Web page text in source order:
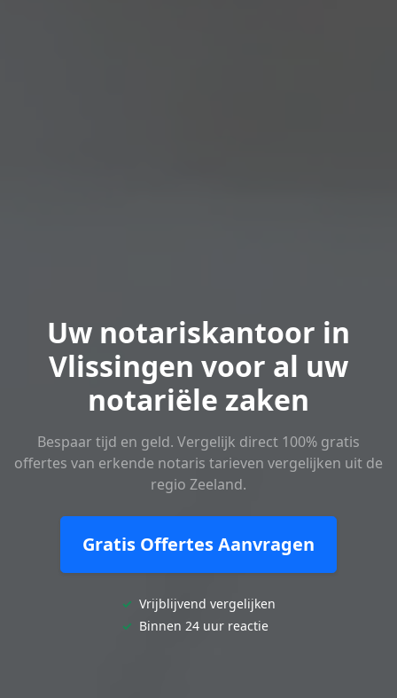
Uw notariskantoor in
Vlissingen voor al uw
notariële zaken
Bespaar tijd en geld. Vergelijk direct 100% gratis
offertes van erkende notaris tarieven vergelijken uit de
regio Zeeland.
Gratis Offertes Aanvragen
✓ Vrijblijvend vergelijken
✓ Binnen 24 uur reactie